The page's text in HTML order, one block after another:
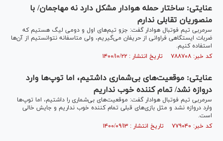
عنایتی: ساختار حمله هوادار مشکل دارد نه مهاجمان/ با
منصوریان تقابلی ندارم
سرمربی تیم فوتبال هوادار گفت: جزو تیم‌های اول و دومی لیگ هستیم که
ضربات ایستگاهی فراوانی از حریفان می‌گیریم، ولی متاسفانه نتوانستیم از آن‌ها
استفاده کنیم.
کد خبر: ۷۸۸۷۰۸ تاریخ انتشار : ۱۴۰۰/۱۰/۲۲
عنایتی: موقعیت‌های بی‌شماری داشتیم، اما توپ‌ها وارد
دروازه نشد/ تمام کننده خوب نداریم
سرمربی تیم فوتبال هوادار گفت: موقعیت‌های بی‌شماری را داشتیم، اما توپ‌ها
وارد دروازه نشد و مثل بازی‌های قبلی تمام کننده خوب نداریم و جایش خالی
است.
کد خبر: ۷۷۹۰۴۰ تاریخ انتشار : ۱۴۰۰/۰۹/۱۳